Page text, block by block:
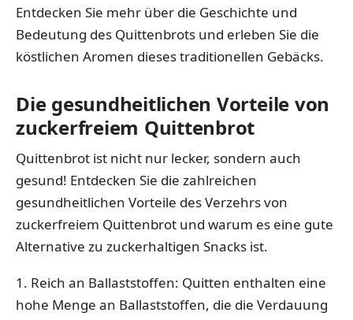
Entdecken Sie mehr über die Geschichte und
Bedeutung des Quittenbrots und erleben Sie die
köstlichen Aromen dieses traditionellen Gebäcks.
Die gesundheitlichen Vorteile von
zuckerfreiem Quittenbrot
Quittenbrot ist nicht nur lecker, sondern auch
gesund! Entdecken Sie die zahlreichen
gesundheitlichen Vorteile des Verzehrs von
zuckerfreiem Quittenbrot und warum es eine gute
Alternative zu zuckerhaltigen Snacks ist.
1. Reich an Ballaststoffen: Quitten enthalten eine
hohe Menge an Ballaststoffen, die die Verdauung